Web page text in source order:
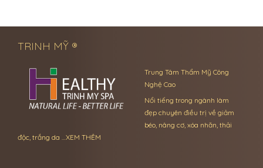
TRINH MỸ ®
Trung Tâm Thẩm Mỹ Công
Nghệ Cao
Nổi tiếng trong ngành làm
đẹp chuyên điều trị về giảm
béo, nâng cơ, xóa nhăn, thải
độc, trắng da …XEM THÊM